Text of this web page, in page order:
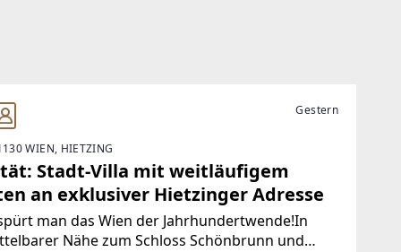
Gestern
WIEN, HIETZING
Stadt-Villa mit weitläufigem
an exklusiver Hietzinger Adresse
man das Wien der Jahrhundertwende!In
Nähe zum Schloss Schönbrunn und